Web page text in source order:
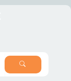
SEARCH